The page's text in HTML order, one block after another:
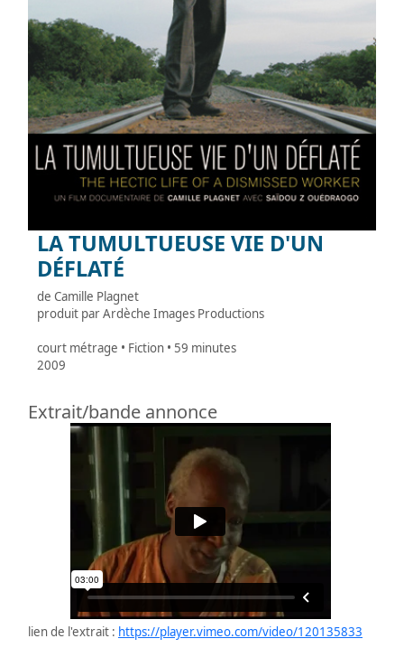
LA TUMULTUEUSE VIE D'UN
DÉFLATÉ
de Camille Plagnet
produit par Ardèche Images Productions
court métrage • Fiction • 59 minutes
2009
Extrait/bande annonce
lien de l'extrait : https://player.vimeo.com/video/120135833